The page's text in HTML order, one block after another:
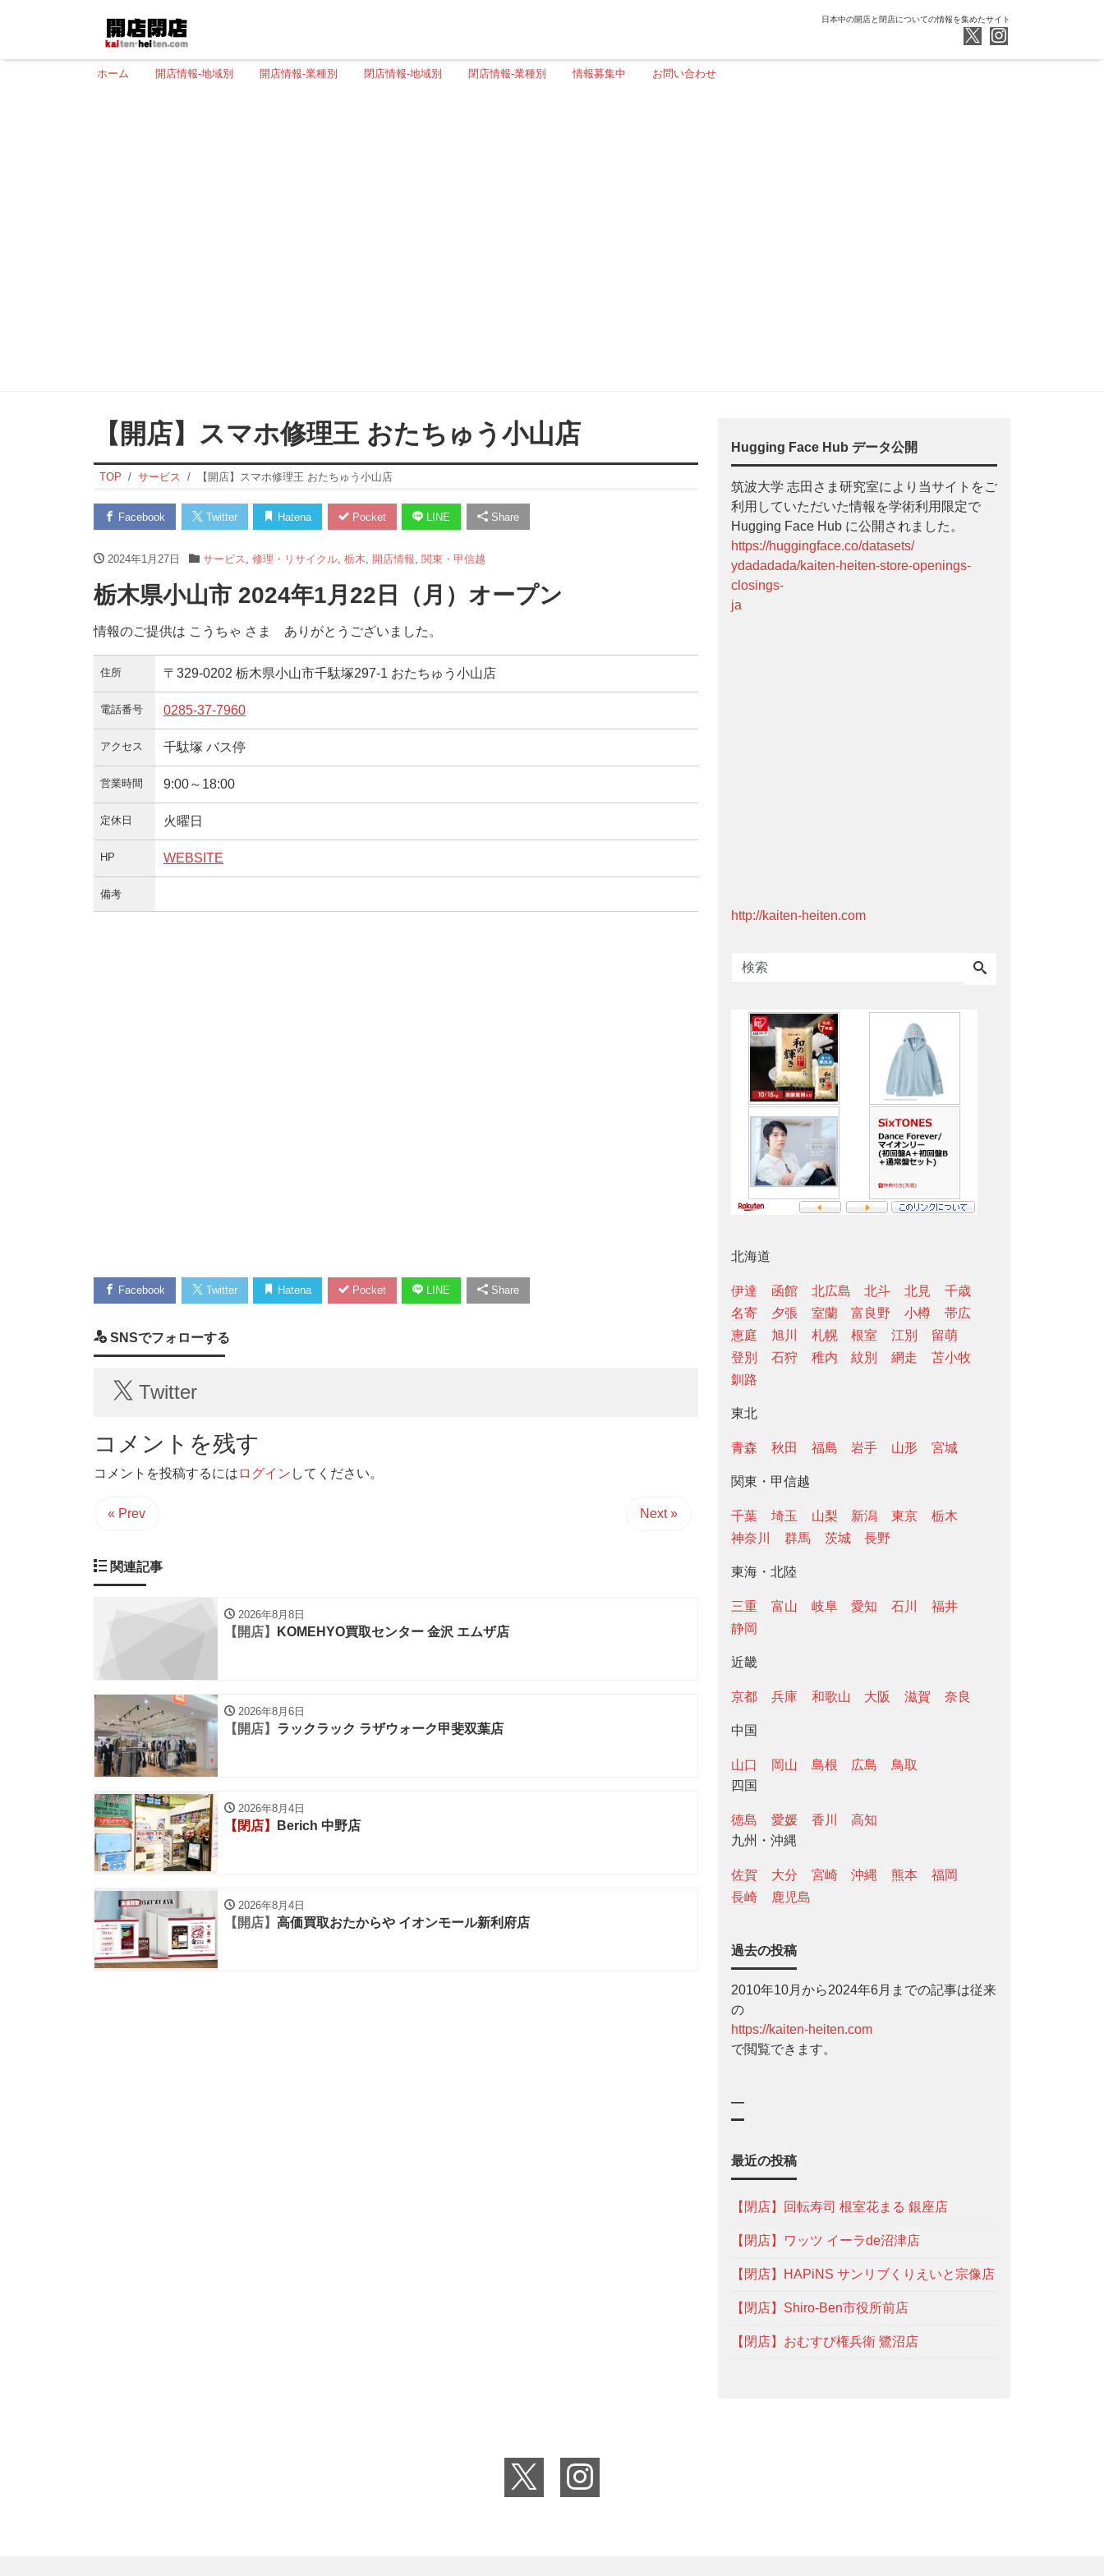
日本中の開店と閉店についての情報を集めたサイト
ホーム 開店情報-地域別 開店情報-業種別 閉店情報-地域別 閉店情報-業種別 情報募集中 お問い合わせ
【開店】スマホ修理王 おたちゅう小山店
TOP サービス 【開店】スマホ修理王 おたちゅう小山店
Facebook Twitter Hatena Pocket LINE Share
2024年1月27日 サービス 修理・リサイクル, 栃木 開店情報 関東・甲信越
栃木県小山市 2024年1月22日（月）オープン
情報のご提供は こうちゃ さま ありがとうございました。
住所 〒329-0202 栃木県小山市千駄塚297-1 おたちゅう小山店
電話番号 0285-37-7960
アクセス 千駄塚 バス停
営業時間 9:00～18:00
定休日 火曜日
HP WEBSITE
備考
Facebook Twitter Hatena Pocket LINE Share
SNSでフォローする
Twitter
コメントを残す
コメントを投稿するには ログイン してください。
« Prev Next »
関連記事
2026年8月8日
【開店】 KOMEHYO買取センター 金沢 エムザ店
2026年8月6日
【開店】 ラックラック ラザウォーク甲斐双葉店
2026年8月4日
【閉店】 Berich 中野店
2026年8月4日
【開店】 高価買取おたからや イオンモール新利府店
Hugging Face Hub データ公開
筑波大学 志田さま研究室により当サイトをご
利用していただいた情報を学術利用限定で
Hugging Face Hub に公開されました。
https://huggingface.co/datasets/
ydadadada/kaiten-heiten-store-openings-
closings-
ja
http://kaiten-heiten.com
北海道
伊達 函館 北広島 北斗 北見
千歳
名寄
夕張 室蘭 富良野 小樽
帯広
恵庭
旭川 札幌 根室 江別
留萌
登別
石狩 稚内 紋別 網走
苫小牧
釧路
東北
青森 秋田 福島 岩手 山形 宮城
関東・甲信越
千葉 埼玉 山梨 新潟 東京
栃木
神奈川
群馬 茨城 長野
東海・北陸
三重 富山 岐阜 愛知 石川
福井
静岡
近畿
京都 兵庫 和歌山 大阪 滋賀 奈良
中国
山口 岡山 島根 広島
鳥取
四国
徳島 愛媛 香川
高知
九州・沖縄
佐賀 大分 宮崎 沖縄 熊本
福岡
長崎
鹿児島
過去の投稿
2010年10月から2024年6月までの記事は従来
の
https://kaiten-heiten.com
で閲覧できます。
—
最近の投稿
【閉店】回転寿司 根室花まる 銀座店
【閉店】ワッツ イーラde沼津店
【閉店】HAPiNS サンリブくりえいと宗像店
【閉店】Shiro-Ben市役所前店
【閉店】おむすび権兵衛 鷺沼店